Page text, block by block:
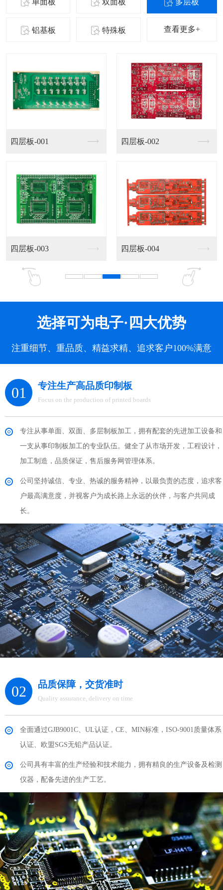
单面板 双面板 多层板
铝基板 特殊板 查看更多+
铝基板-001 铝基板-002
铝基板-003 铝基板-004
选择可为电子·四大优势
注重细节、重品质、精益求精、追求客户100%满意
01 专注生产高品质印制板
Focus on the production of printed boards
专注从事单面、双面、多层制板加工，拥有配套的先进加工设备和
一支从事印制板加工的专业队伍。健全了从市场开发，工程设计，
加工制造，品质保证，售后服务网管理体系。
公司坚持诚信、专业、热诚的服务精神，以最负责的态度，追求客
户最高满意度，并视客户为成长路上永远的伙伴，与客户共同成
长。
02 品质保障，交货准时
Quality assurance, delivery on time
全面通过GJB9001C、UL认证，CE、MIN标准，ISO-9001质量体系
认证、欧盟SGS无铅产品认证。
公司具有丰富的生产经验和技术能力，拥有精良的生产设备及检测
仪器，配备先进的生产工艺。